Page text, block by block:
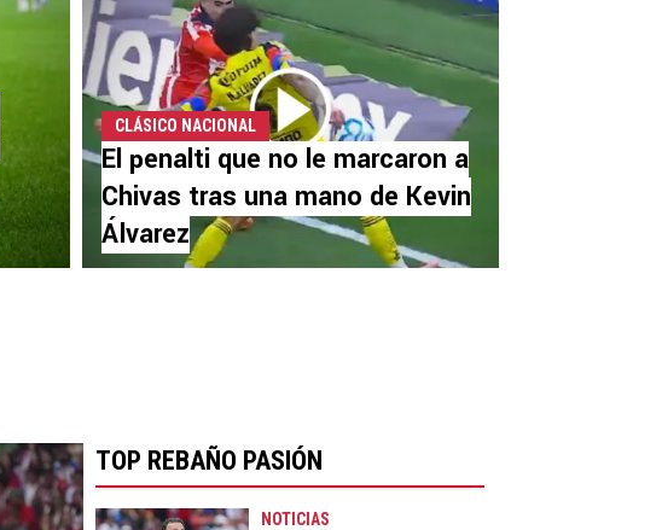
CLÁSICO NACIONAL
El penalti que no le marcaron a
Chivas tras una mano de Kevin
Álvarez
TOP REBAÑO PASIÓN
NOTICIAS